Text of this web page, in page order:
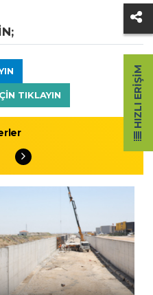
TIKLAYIN HIZLI ERIŞIM